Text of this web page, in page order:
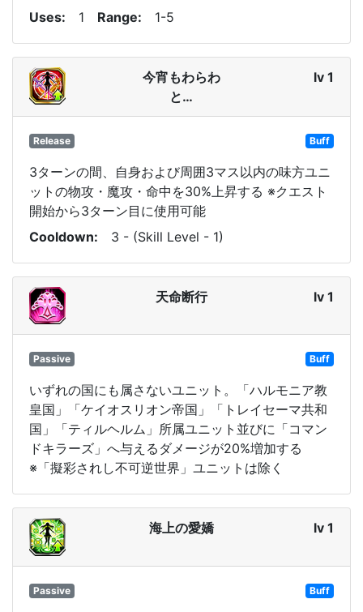
Uses
1 Range 1-5
今宵もわらわ
と…
lv 1
Release Buff
3ターンの間、自身および周囲3マス以内の味方ユニ
ットの物攻・魔攻・命中を30%上昇する ※クエスト
開始から3ターン目に使用可能
Cooldown
3 - (Skill Level - 1)
天命断行 lv 1
Passive Buff
いずれの国にも属さないユニット。「ハルモニア教
皇国」「ケイオスリオン帝国」「トレイセーマ共和
国」「ティルヘルム」所属ユニット並びに「コマン
ドキラーズ」へ与えるダメージが20%増加する
※「擬彩されし不可逆世界」ユニットは除く
海上の愛嬌 lv 1
Passive Buff